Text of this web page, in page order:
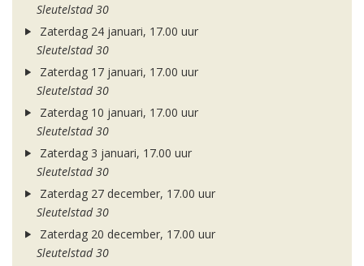
Sleutelstad 30
Zaterdag 24 januari, 17.00 uur
Sleutelstad 30
Zaterdag 17 januari, 17.00 uur
Sleutelstad 30
Zaterdag 10 januari, 17.00 uur
Sleutelstad 30
Zaterdag 3 januari, 17.00 uur
Sleutelstad 30
Zaterdag 27 december, 17.00 uur
Sleutelstad 30
Zaterdag 20 december, 17.00 uur
Sleutelstad 30